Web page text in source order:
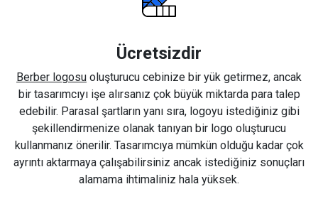
Ücretsizdir
Berber logosu oluşturucu cebinize bir yük getirmez, ancak
bir tasarımcıyı işe alırsanız çok büyük miktarda para talep
edebilir. Parasal şartların yanı sıra, logoyu istediğiniz gibi
şekillendirmenize olanak tanıyan bir logo oluşturucu
kullanmanız önerilir. Tasarımcıya mümkün olduğu kadar çok
ayrıntı aktarmaya çalışabilirsiniz ancak istediğiniz sonuçları
alamama ihtimaliniz hala yüksek.